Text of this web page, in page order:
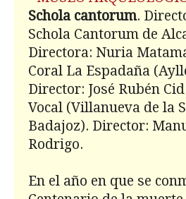
Schola cantorum.
Schola Cantorum de
Directora: Nuria
Coral La Espadaña
Director: José Rubén
Vocal (Villanueva de la
Badajoz). Director:
Rodrigo.
En el año en que se